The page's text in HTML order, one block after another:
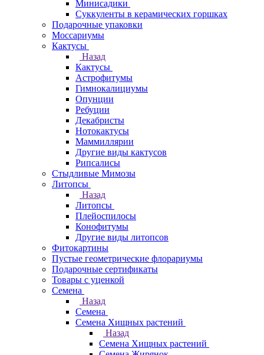
Минисадики
Суккуленты в керамических горшках
Подарочные упаковки
Моссариумы
Кактусы
Назад
Кактусы
Астрофитумы
Гимнокалициумы
Опунции
Ребуции
Декабристы
Нотокактусы
Маммиллярии
Другие виды кактусов
Рипсалисы
Стыдливые Мимозы
Литопсы
Назад
Литопсы
Плейоспилосы
Конофитумы
Другие виды литопсов
Фитокартины
Пустые геометрические флорариумы
Подарочные сертификаты
Товары с уценкой
Семена
Назад
Семена
Семена Хищных растений
Назад
Семена Хищных растений